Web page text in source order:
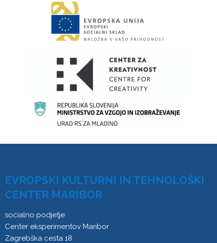
EVROPSKI KULTURNI IN TEHNOLOŠKI
CENTER MARIBOR
socialno podjetje
Center eksperimentov Maribor
Zagrebška cesta 18